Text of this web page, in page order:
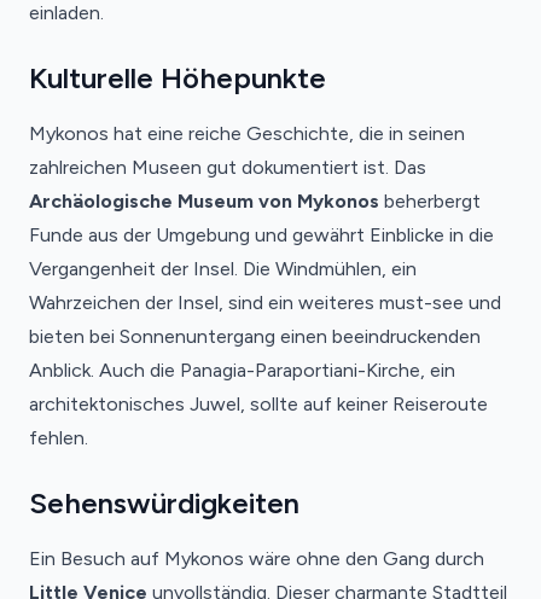
einladen.
Kulturelle Höhepunkte
Mykonos hat eine reiche Geschichte, die in seinen
zahlreichen Museen gut dokumentiert ist. Das
Archäologische Museum von Mykonos beherbergt
Funde aus der Umgebung und gewährt Einblicke in die
Vergangenheit der Insel. Die Windmühlen, ein
Wahrzeichen der Insel, sind ein weiteres must-see und
bieten bei Sonnenuntergang einen beeindruckenden
Anblick. Auch die Panagia-Paraportiani-Kirche, ein
architektonisches Juwel, sollte auf keiner Reiseroute
fehlen.
Sehenswürdigkeiten
Ein Besuch auf Mykonos wäre ohne den Gang durch
Little Venice unvollständig. Dieser charmante Stadtteil